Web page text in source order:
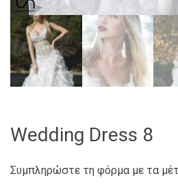
Wedding Dress 8
Συμπληρώστε τη φόρμα με τα